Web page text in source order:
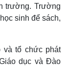
trường. Trường
sinh để sách,
và tổ chức phát
dục và Đào